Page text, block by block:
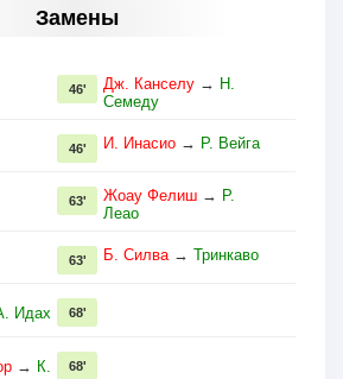
Замены
Дж. Канселу → Н.
Семеду
46'
И. Инасио → Р. Вейга
46'
Жоау Фелиш → Р.
Леао
63'
Б. Силва→ Тринкаво
63'
Идах 68'
→ К.
68'